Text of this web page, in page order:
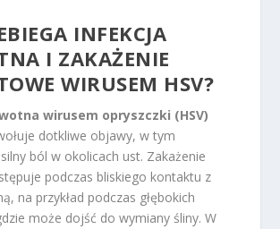
INFEKCJA
I ZAKAŻENIE
WIRUSEM HSV?
wirusem opryszczki (HSV)
dotkliwe objawy, w tym
ból w okolicach ust. Zakażenie
podczas bliskiego kontaktu z
na przykład podczas głębokich
może dojść do wymiany śliny. W